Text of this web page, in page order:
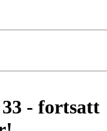
- fortsatt